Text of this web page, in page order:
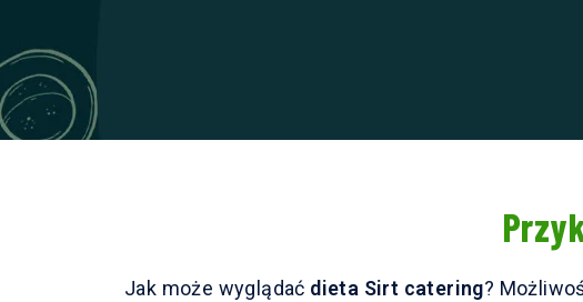
Jak może wyglądać dieta Sirt catering?